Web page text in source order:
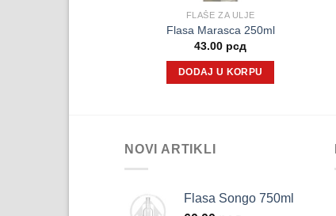
FLAŠE ZA ULJE
Flasa Marasca 250ml
43.00 рсд
DODAJ U KORPU
NOVI ARTIKLI
Flasa Songo 750ml